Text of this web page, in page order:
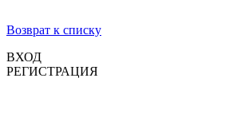
Возврат к списку
ВХОД
РЕГИСТРАЦИЯ